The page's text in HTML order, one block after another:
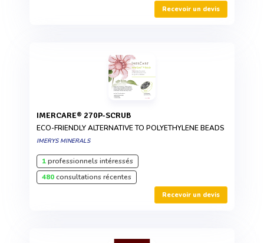
Recevoir un devis
IMERCARE® 270P-SCRUB
ECO-FRIENDLY ALTERNATIVE TO POLYETHYLENE BEADS
IMERYS MINERALS
1professionnels intéressés
480consultations récentes
Recevoir un devis